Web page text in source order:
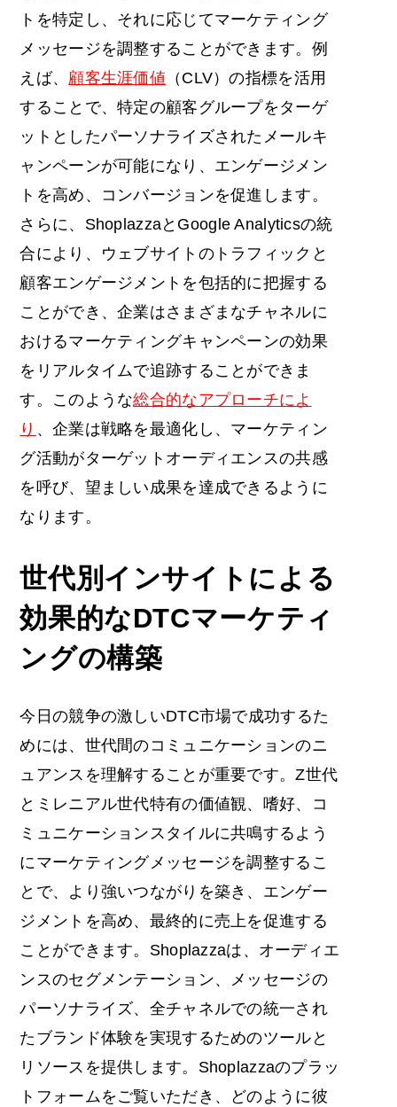
トを特定し、それに応じてマーケティング
メッセージを調整することができます。例
えば、 顧客生涯価値 （CLV）の指標を活用
することで、特定の顧客グループをターゲ
ットとしたパーソナライズされたメールキ
ャンペーンが可能になり、エンゲージメン
トを高め、コンバージョンを促進します。
さらに、ShoplazzaとGoogle Analyticsの統
合により、ウェブサイトのトラフィックと
顧客エンゲージメントを包括的に把握する
ことができ、企業はさまざまなチャネルに
おけるマーケティングキャンペーンの効果
をリアルタイムで追跡することができま
す。このような総合的なアプローチによ
り 、企業は戦略を最適化し、マーケティン
グ活動がターゲットオーディエンスの共感
を呼び、望ましい成果を達成できるように
なります。
世代別インサイトによる
効果的なDTCマーケティ
ングの構築
今日の競争の激しいDTC市場で成功するた
めには、世代間のコミュニケーションのニ
ュアンスを理解することが重要です。Z世代
とミレニアル世代特有の価値観、嗜好、コ
ミュニケーションスタイルに共鳴するよう
にマーケティングメッセージを調整するこ
とで、より強いつながりを築き、エンゲー
ジメントを高め、最終的に売上を促進する
ことができます。Shoplazzaは、オーディエ
ンスのセグメンテーション、メッセージの
パーソナライズ、全チャネルでの統一され
たブランド体験を実現するためのツールと
リソースを提供します。Shoplazzaのプラッ
トフォームをご覧いただき、どのように彼